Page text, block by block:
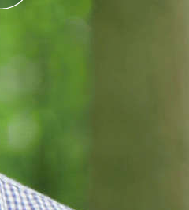
Play
Video